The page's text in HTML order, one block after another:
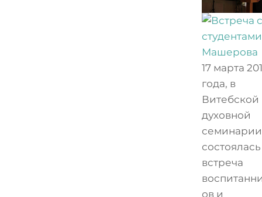
17 марта
года, в
Витебской
духовной
семинарии
состоялась
встреча
ов и